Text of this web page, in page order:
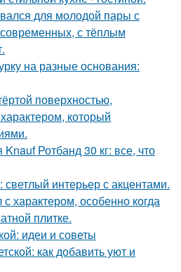
для молодой пары с
с тёплым
на разные основания:
поверхностью,
который
Knauf Ротбанд 30 кг: все, что
интерьер с акцентами.
характером, особенно когда
плитке.
идеи и советы
как добавить уют и